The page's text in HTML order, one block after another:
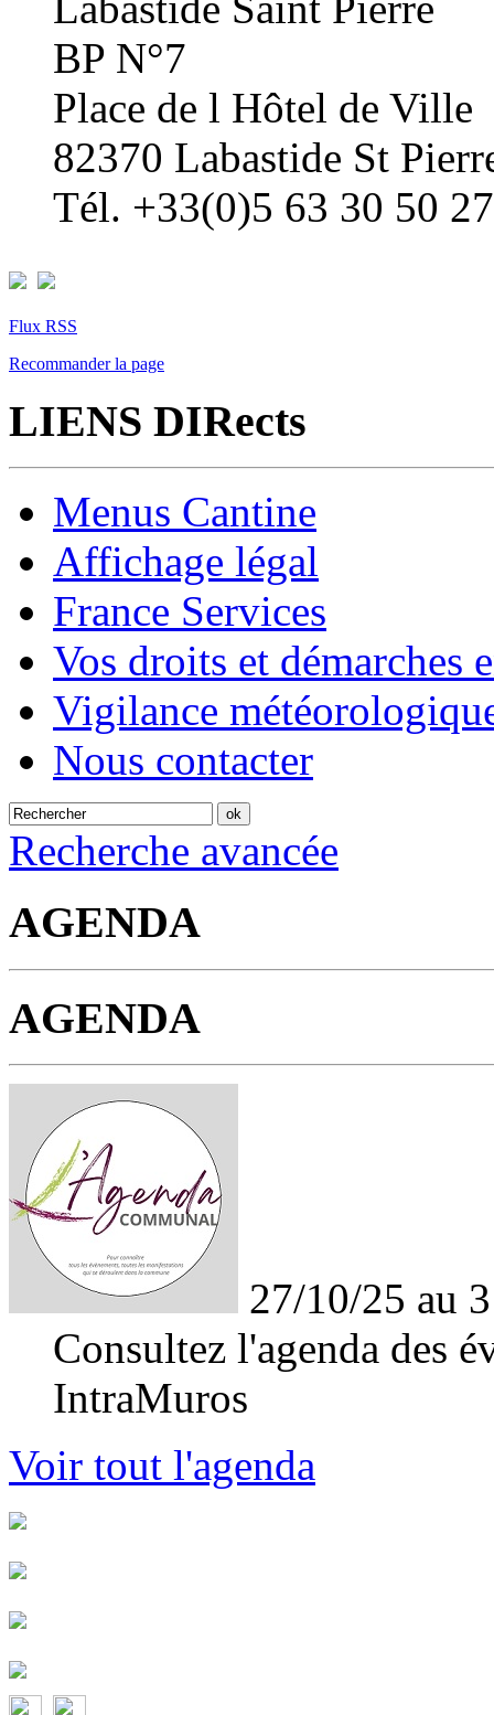
BP N°7
Place de l Hôtel de Ville
82370 Labastide St
Tél. +33(0)5 63 30 50 27
Flux RSS
Recommander la page
LIENS DIRects
Menus Cantine
Affichage légal
France Services
Vos droits et démarches
Vigilance
Nous contacter
Recherche avancée
AGENDA
AGENDA
27/10/25 au
Consultez l'agenda des
IntraMuros
Voir tout l'agenda